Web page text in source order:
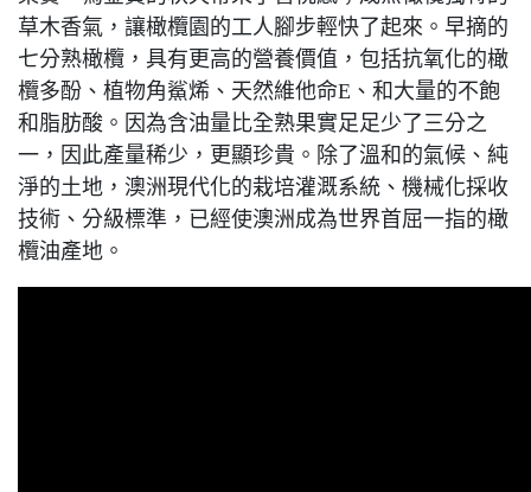
草木香氣，讓橄欖園的工人腳步輕快了起來。早摘的
七分熟橄欖，具有更高的營養價值，包括抗氧化的橄
欖多酚、植物角鯊烯、天然維他命E、和大量的不飽
和脂肪酸。因為含油量比全熟果實足足少了三分之
一，因此產量稀少，更顯珍貴。除了溫和的氣候、純
淨的土地，澳洲現代化的栽培灌溉系統、機械化採收
技術、分級標準，已經使澳洲成為世界首屈一指的橄
欖油產地。